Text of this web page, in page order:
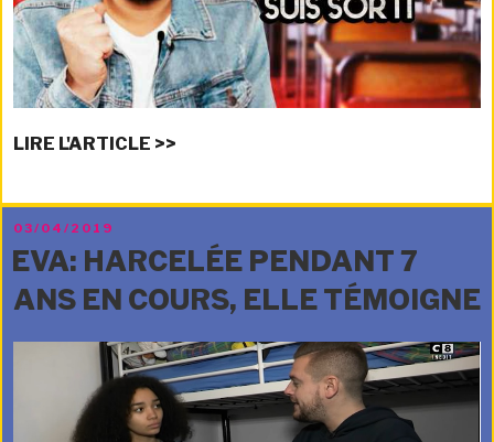
LIRE L'ARTICLE >>
PUBLIÉ
LE
03/04/2019
EVA: HARCELÉE PENDANT 7
ANS EN COURS, ELLE TÉMOIGNE